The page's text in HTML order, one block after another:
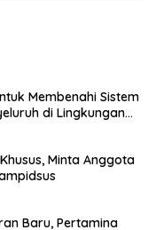
Membenahi Sistem
di Lingkungan
Minta Anggota
Baru, Pertamina